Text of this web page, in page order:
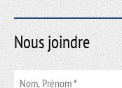
Nous joindre